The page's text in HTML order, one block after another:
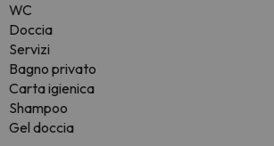
WC
Doccia
Servizi
Bagno privato
Carta igienica
Shampoo
Gel doccia